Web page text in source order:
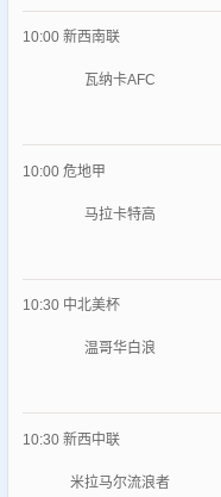
10:00 新西南联
瓦纳卡AFC
10:00 危地甲
马拉卡特高
10:30 中北美杯
温哥华白浪
10:30 新西中联
米拉马尔流浪者